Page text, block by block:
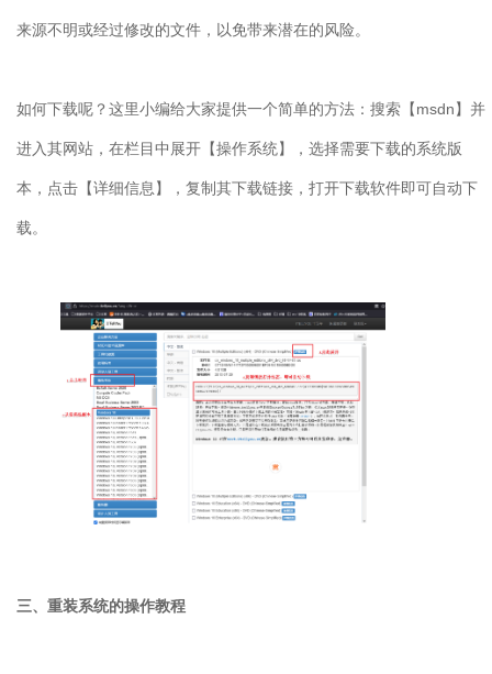
来源不明或经过修改的文件，以免带来潜在的风险。
如何下载呢？这里小编给大家提供一个简单的方法：搜索【msdn】并
进入其网站，在栏目中展开【操作系统】，选择需要下载的系统版
本，点击【详细信息】，复制其下载链接，打开下载软件即可自动下
载。
三、重装系统的操作教程